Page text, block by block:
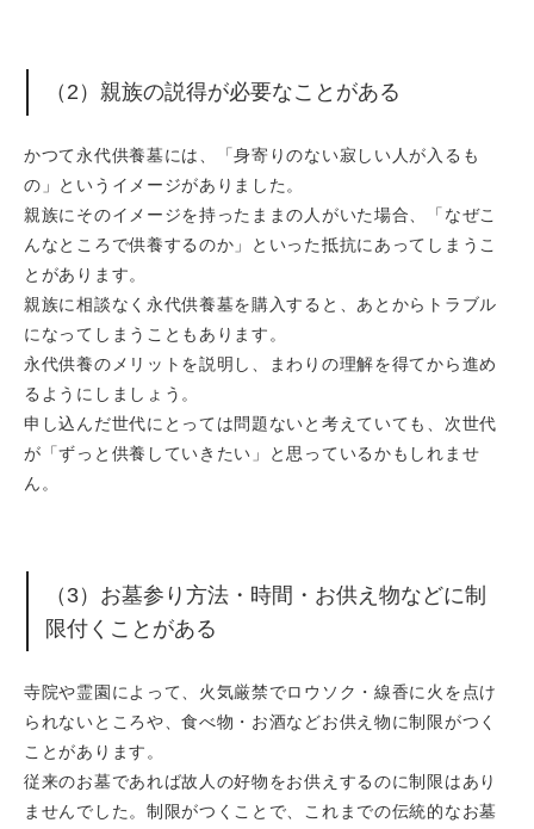
（2）親族の説得が必要なことがある
かつて永代供養墓には、「身寄りのない寂しい人が入るも
の」というイメージがありました。
親族にそのイメージを持ったままの人がいた場合、「なぜこ
んなところで供養するのか」といった抵抗にあってしまうこ
とがあります。
親族に相談なく永代供養墓を購入すると、あとからトラブル
になってしまうこともあります。
永代供養のメリットを説明し、まわりの理解を得てから進め
るようにしましょう。
申し込んだ世代にとっては問題ないと考えていても、次世代
が「ずっと供養していきたい」と思っているかもしれませ
ん。
（3）お墓参り方法・時間・お供え物などに制
限付くことがある
寺院や霊園によって、火気厳禁でロウソク・線香に火を点け
られないところや、食べ物・お酒などお供え物に制限がつく
ことがあります。
従来のお墓であれば故人の好物をお供えするのに制限はあり
ませんでした。制限がつくことで、これまでの伝統的なお墓